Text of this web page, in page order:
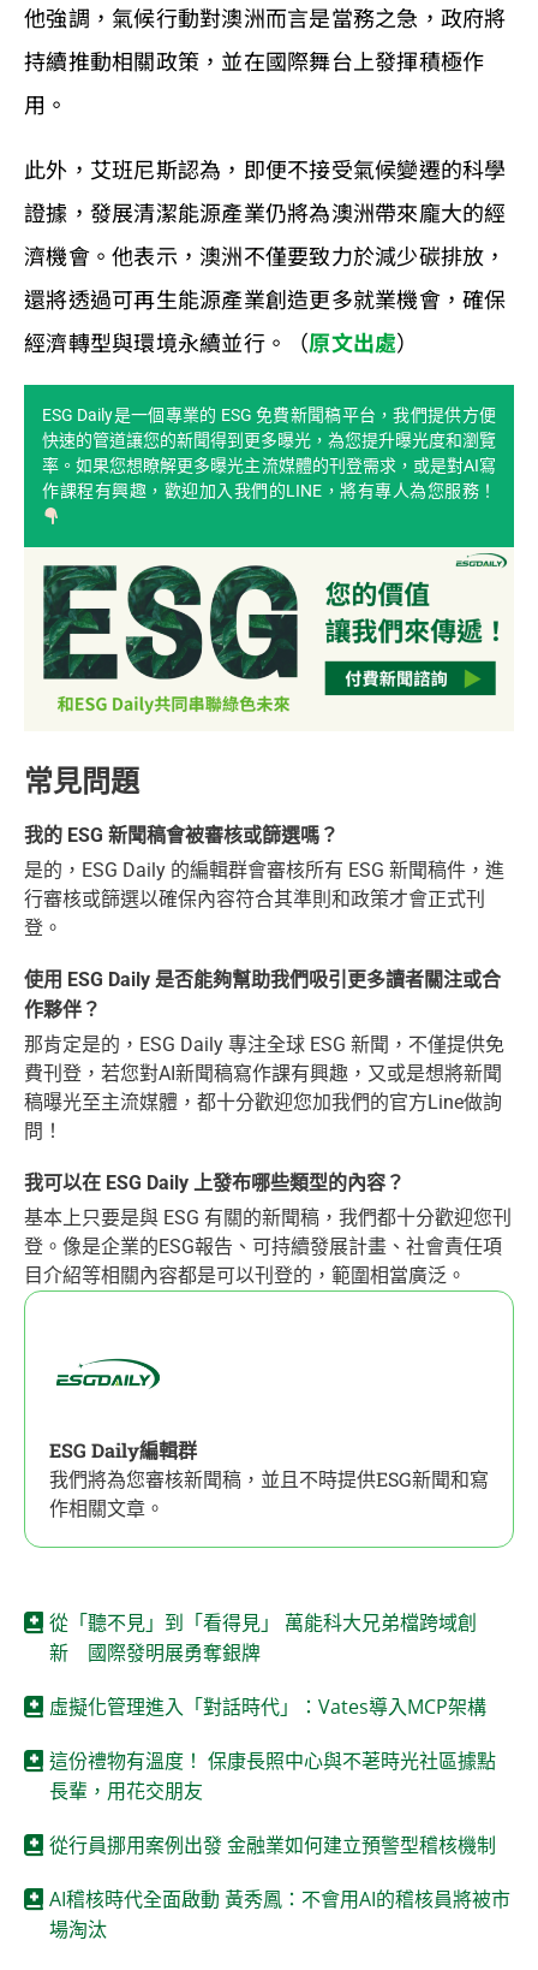
他強調，氣候行動對澳洲而言是當務之急，政府將
持續推動相關政策，並在國際舞台上發揮積極作
用。
此外，艾班尼斯認為，即便不接受氣候變遷的科學
證據，發展清潔能源產業仍將為澳洲帶來龐大的經
濟機會。他表示，澳洲不僅要致力於減少碳排放，
還將透過可再生能源產業創造更多就業機會，確保
經濟轉型與環境永續並行。（原文出處）
ESG Daily是一個專業的 ESG 免費新聞稿平台，我們提供方便
快速的管道讓您的新聞得到更多曝光，為您提升曝光度和瀏覽
率。如果您想瞭解更多曝光主流媒體的刊登需求，或是對AI寫
作課程有興趣，歡迎加入我們的LINE，將有專人為您服務！
常見問題
我的 ESG 新聞稿會被審核或篩選嗎？
是的，ESG Daily 的編輯群會審核所有 ESG 新聞稿件，進
行審核或篩選以確保內容符合其準則和政策才會正式刊
登。
使用 ESG Daily 是否能夠幫助我們吸引更多讀者關注或合
作夥伴？
那肯定是的，ESG Daily 專注全球 ESG 新聞，不僅提供免
費刊登，若您對AI新聞稿寫作課有興趣，又或是想將新聞
稿曝光至主流媒體，都十分歡迎您加我們的官方Line做詢
問！
我可以在 ESG Daily 上發布哪些類型的內容？
基本上只要是與 ESG 有關的新聞稿，我們都十分歡迎您刊
登。像是企業的ESG報告、可持續發展計畫、社會責任項
目介紹等相關內容都是可以刊登的，範圍相當廣泛。
ESG Daily編輯群
我們將為您審核新聞稿，並且不時提供ESG新聞和寫
作相關文章。
從「聽不見」到「看得見」 萬能科大兄弟檔跨域創
新 國際發明展勇奪銀牌
虛擬化管理進入「對話時代」：Vates導入MCP架構
這份禮物有溫度！ 保康長照中心與不荖時光社區據點
長輩，用花交朋友
從行員挪用案例出發 金融業如何建立預警型稽核機制
AI稽核時代全面啟動 黃秀鳳：不會用AI的稽核員將被市
場淘汰